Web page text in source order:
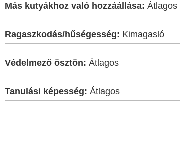
Más kutyákhoz való hozzáállása: Átlagos
Ragaszkodás/hűségesség: Kimagasló
Védelmező ösztön: Átlagos
Tanulási képesség: Átlagos